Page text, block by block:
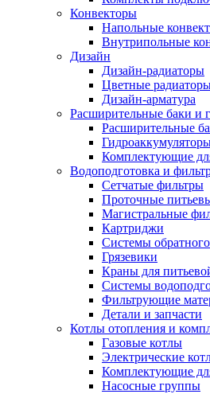
Конвекторы
Напольные
Внутрипольные
Дизайн
Дизайн-радиаторы
Цветные
Дизайн-арматура
Расширительные баки и
Расширительные
Комплектующие
Водоподготовка и
Сетчатые фильтры
Проточные
Магистральные
Картриджи
Системы
Грязевики
Краны для
Системы
Фильтрующие
Детали и запчасти
Котлы отопления и
Газовые котлы
Электрические
Комплектующие
Насосные группы